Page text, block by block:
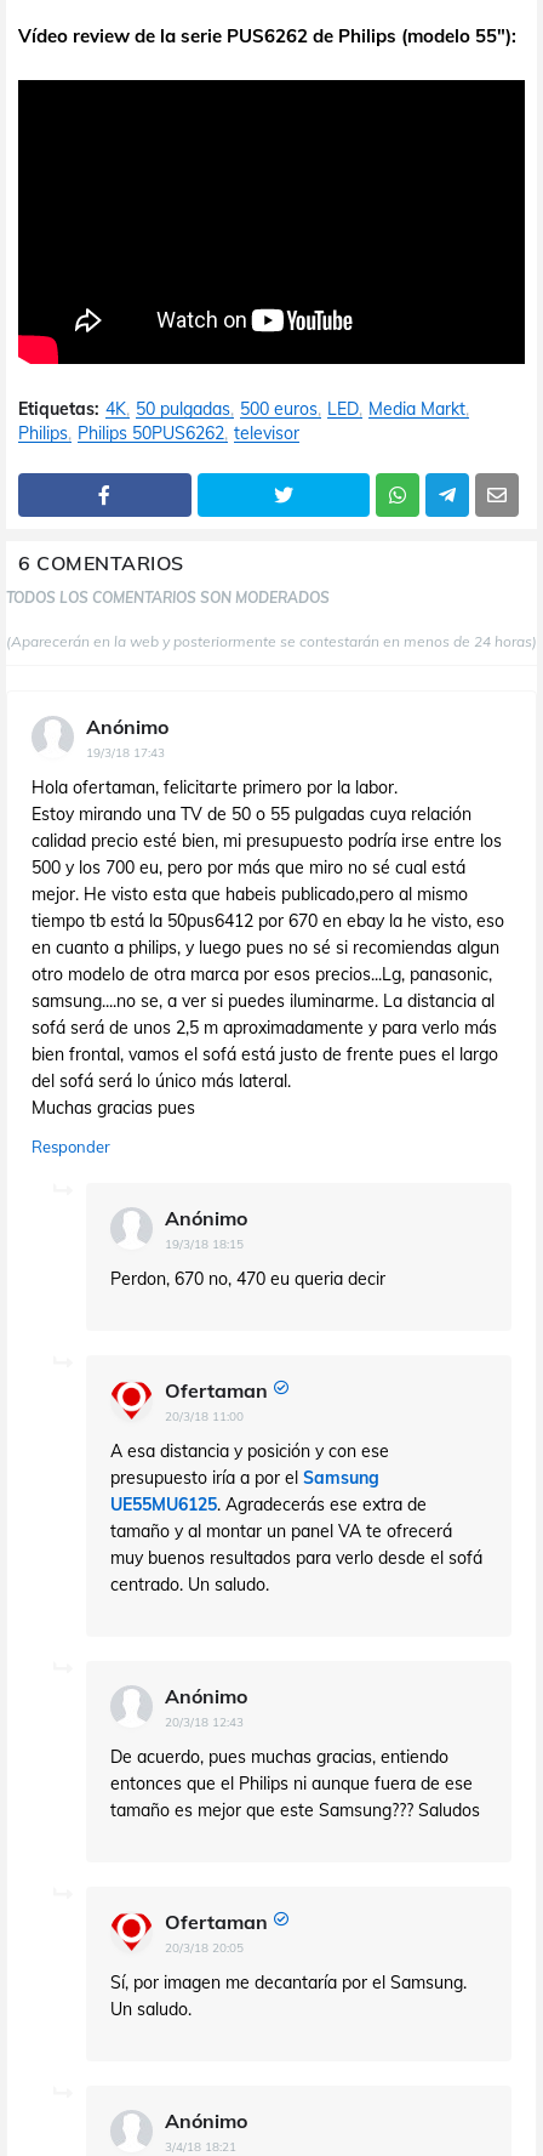
Vídeo review de la serie PUS6262 de Philips (modelo 55"):
Etiquetas: 4K 50 pulgadas 500 euros LED Media Markt
Philips Philips 50PUS6262 televisor
6 COMENTARIOS
TODOS LOS COMENTARIOS SON MODERADOS
(Aparecerán en la web y posteriormente se contestarán en menos de 24 horas)
Anónimo
19/3/18 17:43
Hola ofertaman, felicitarte primero por la labor.
Estoy mirando una TV de 50 o 55 pulgadas cuya relación
calidad precio esté bien, mi presupuesto podría irse entre los
500 y los 700 eu, pero por más que miro no sé cual está
mejor. He visto esta que habeis publicado,pero al mismo
tiempo tb está la 50pus6412 por 670 en ebay la he visto, eso
en cuanto a philips, y luego pues no sé si recomiendas algun
otro modelo de otra marca por esos precios...Lg, panasonic,
samsung....no se, a ver si puedes iluminarme. La distancia al
sofá será de unos 2,5 m aproximadamente y para verlo más
bien frontal, vamos el sofá está justo de frente pues el largo
del sofá será lo único más lateral.
Muchas gracias pues
Responder
Anónimo
19/3/18 18:15
Perdon, 670 no, 470 eu queria decir
Ofertaman
20/3/18 11:00
A esa distancia y posición y con ese
presupuesto iría a por el Samsung
UE55MU6125. Agradecerás ese extra de
tamaño y al montar un panel VA te ofrecerá
muy buenos resultados para verlo desde el sofá
centrado. Un saludo.
Anónimo
20/3/18 12:43
De acuerdo, pues muchas gracias, entiendo
entonces que el Philips ni aunque fuera de ese
tamaño es mejor que este Samsung??? Saludos
Ofertaman
20/3/18 20:05
Sí, por imagen me decantaría por el Samsung.
Un saludo.
Anónimo
3/4/18 18:21